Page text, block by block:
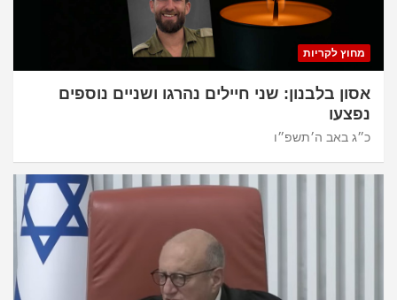
מחוץ לקריות
אסון בלבנון: שני חיילים נהרגו ושניים נוספים
נפצעו
כ״ג באב ה׳תשפ״ו